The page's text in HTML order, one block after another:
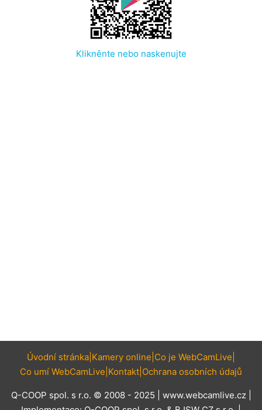
Klikněnte nebo naskenujte
Úvodní stránka Kamery online Co je WebCamLive
Co umí WebCamLive Kontakt Ochrana osobních údajů
Q-COOP spol. s r.o. © 2008 - 2025 | www.webcamlive.cz|